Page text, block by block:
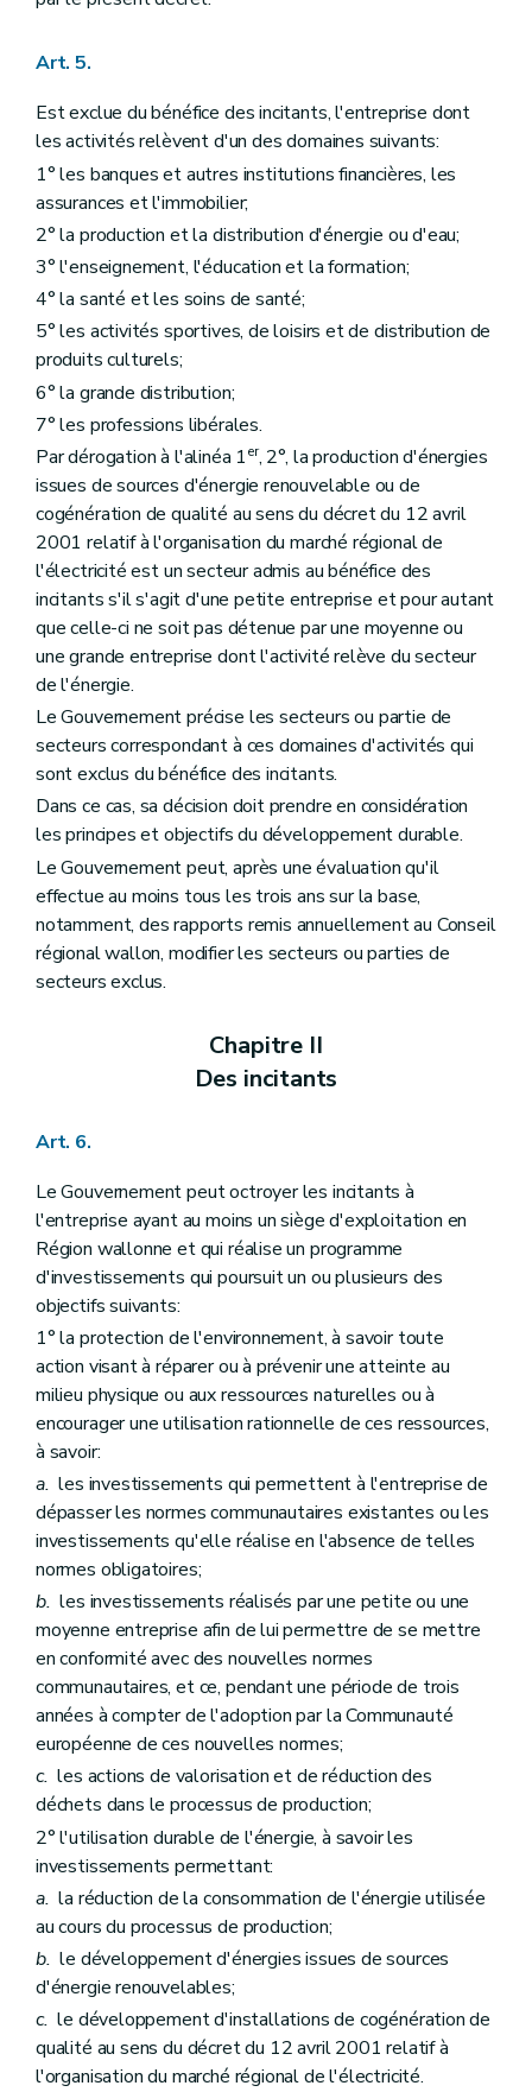
Art. 5.
Est exclue du bénéfice des incitants, l'entreprise dont
les activités relèvent d'un des domaines suivants:
1° les banques et autres institutions financières, les
assurances et l'immobilier;
2° la production et la distribution d'énergie ou d'eau;
3° l'enseignement, l'éducation et la formation;
4° la santé et les soins de santé;
5° les activités sportives, de loisirs et de distribution de
produits culturels;
6° la grande distribution;
7° les professions libérales.
Par dérogation à l'alinéa 1er, 2°, la production d'énergies
issues de sources d'énergie renouvelable ou de
cogénération de qualité au sens du décret du 12 avril
2001 relatif à l'organisation du marché régional de
l'électricité est un secteur admis au bénéfice des
incitants s'il s'agit d'une petite entreprise et pour autant
que celle-ci ne soit pas détenue par une moyenne ou
une grande entreprise dont l'activité relève du secteur
de l'énergie.
Le Gouvernement précise les secteurs ou partie de
secteurs correspondant à ces domaines d'activités qui
sont exclus du bénéfice des incitants.
Dans ce cas, sa décision doit prendre en considération
les principes et objectifs du développement durable.
Le Gouvernement peut, après une évaluation qu'il
effectue au moins tous les trois ans sur la base,
notamment, des rapports remis annuellement au Conseil
régional wallon, modifier les secteurs ou parties de
secteurs exclus.
Chapitre II
Des incitants
Art. 6.
Le Gouvernement peut octroyer les incitants à
l'entreprise ayant au moins un siège d'exploitation en
Région wallonne et qui réalise un programme
d'investissements qui poursuit un ou plusieurs des
objectifs suivants:
1° la protection de l'environnement, à savoir toute
action visant à réparer ou à prévenir une atteinte au
milieu physique ou aux ressources naturelles ou à
encourager une utilisation rationnelle de ces ressources,
à savoir:
a. les investissements qui permettent à l'entreprise de
dépasser les normes communautaires existantes ou les
investissements qu'elle réalise en l'absence de telles
normes obligatoires;
b. les investissements réalisés par une petite ou une
moyenne entreprise afin de lui permettre de se mettre
en conformité avec des nouvelles normes
communautaires, et ce, pendant une période de trois
années à compter de l'adoption par la Communauté
européenne de ces nouvelles normes;
c. les actions de valorisation et de réduction des
déchets dans le processus de production;
2° l'utilisation durable de l'énergie, à savoir les
investissements permettant:
a. la réduction de la consommation de l'énergie utilisée
au cours du processus de production;
b. le développement d'énergies issues de sources
d'énergie renouvelables;
c. le développement d'installations de cogénération de
qualité au sens du décret du 12 avril 2001 relatif à
l'organisation du marché régional de l'électricité.